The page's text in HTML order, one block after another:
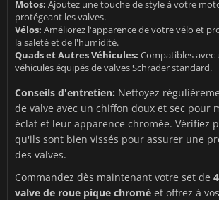
Motos: Ajoutez une touche de style à votre
protégeant les valves.
Vélos: Améliorez l'apparence de votre vélo et
la saleté et de l'humidité.
Quads et Autres Véhicules: Compatibles avec
véhicules équipés de valves Schrader standard.
Conseils d'entretien: Nettoyez
de valve avec un chiffon doux et sec pour
éclat et leur apparence chromée. Vérifiez
qu'ils sont bien vissés pour assurer une
des valves.
Commandez dès maintenant votre set de
valve de roue pique chromé et offrez à